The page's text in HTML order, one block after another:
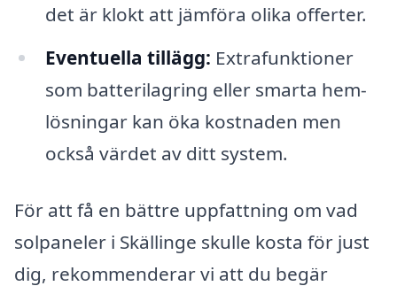
det är klokt att jämföra olika offerter.
Eventuella tillägg: Extrafunktioner
som batterilagring eller smarta hem-
lösningar kan öka kostnaden men
också värdet av ditt system.
För att få en bättre uppfattning om vad
solpaneler i Skällinge skulle kosta för just
dig, rekommenderar vi att du begär